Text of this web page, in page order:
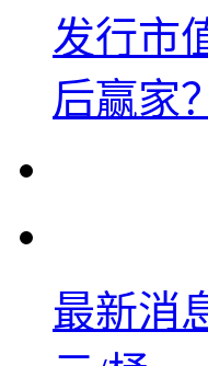
发行市
后赢家？
最新消